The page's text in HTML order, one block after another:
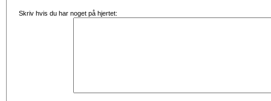
Skriv hvis du har noget på hjertet: